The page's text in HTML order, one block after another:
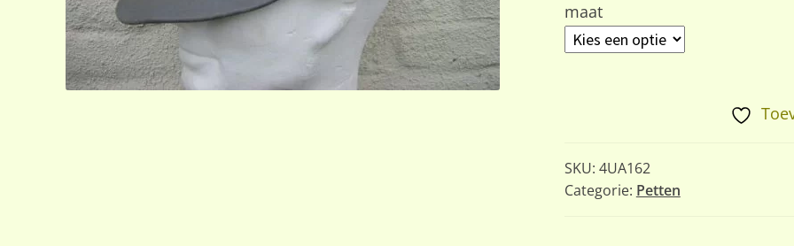
maat
SKU: 4UA162
Categorie: Petten